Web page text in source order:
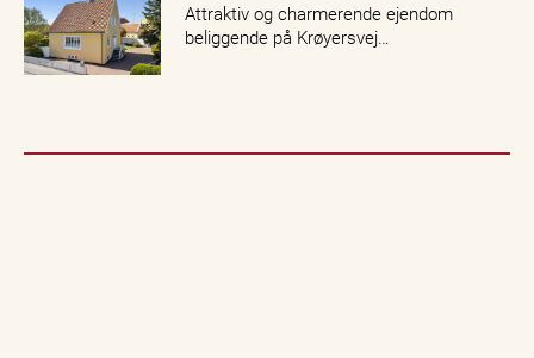
Attraktiv og charmerende ejendom
beliggende på Krøyersvej…